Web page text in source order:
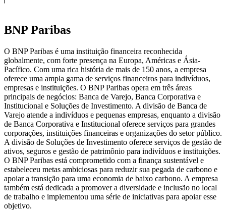
BNP Paribas
O BNP Paribas é uma instituição financeira reconhecida
globalmente, com forte presença na Europa, Américas e Ásia-
Pacífico. Com uma rica história de mais de 150 anos, a empresa
oferece uma ampla gama de serviços financeiros para indivíduos,
empresas e instituições. O BNP Paribas opera em três áreas
principais de negócios: Banca de Varejo, Banca Corporativa e
Institucional e Soluções de Investimento. A divisão de Banca de
Varejo atende a indivíduos e pequenas empresas, enquanto a divisão
de Banca Corporativa e Institucional oferece serviços para grandes
corporações, instituições financeiras e organizações do setor público.
A divisão de Soluções de Investimento oferece serviços de gestão de
ativos, seguros e gestão de patrimônio para indivíduos e instituições.
O BNP Paribas está comprometido com a finança sustentável e
estabeleceu metas ambiciosas para reduzir sua pegada de carbono e
apoiar a transição para uma economia de baixo carbono. A empresa
também está dedicada a promover a diversidade e inclusão no local
de trabalho e implementou uma série de iniciativas para apoiar esse
objetivo.